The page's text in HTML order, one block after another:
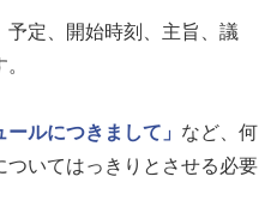
定、開始時刻、主旨、議
ールにつきまして」 など、何
いてはっきりとさせる必要